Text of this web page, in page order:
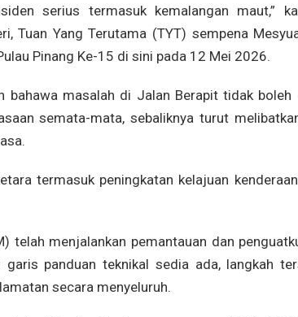
serius termasuk kemalangan maut,”
Tuan Yang Terutama (TYT) sempena
Pinang Ke-15 di sini pada 12 Mei 2026.
bahawa masalah di Jalan Berapit tidak boleh
semata-mata, sebaliknya turut
termasuk peningkatan kelajuan
telah menjalankan pemantauan dan
panduan teknikal sedia ada, langkah
secara menyeluruh.